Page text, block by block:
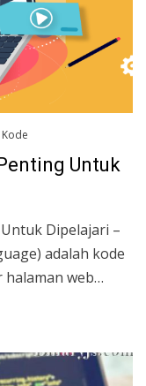
Kode
Untuk
Dipelajari –
adalah kode
web…